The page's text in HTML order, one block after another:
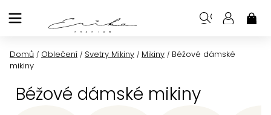
na
Domů / Oblečení / Svetry Mikiny / Mikiny / Béžové dámské
mikiny
Béžové dámské mikiny